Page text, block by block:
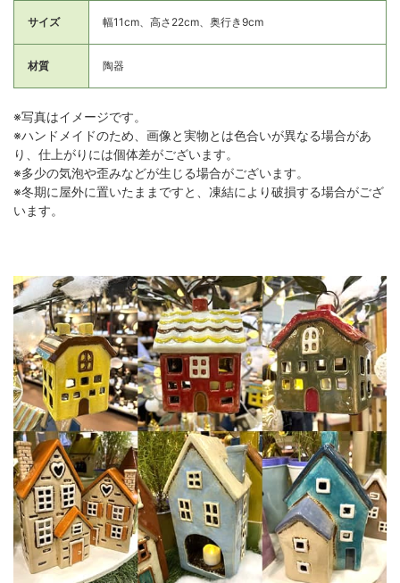
サイズ 幅11cm、高さ22cm、奥行き9cm
材質 陶器
※写真はイメージです。
※ハンドメイドのため、画像と実物とは色合いが異なる場合があ
り、仕上がりには個体差がございます。
※多少の気泡や歪みなどが生じる場合がございます。
※冬期に屋外に置いたままですと、凍結により破損する場合がござ
います。